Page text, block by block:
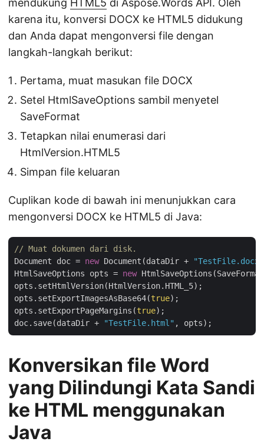
mendukung HTML5 di Aspose.Words API. Oleh
karena itu, konversi DOCX ke HTML5 didukung
dan Anda dapat mengonversi file dengan
langkah-langkah berikut:
Pertama, muat masukan file DOCX
Setel HtmlSaveOptions sambil menyetel
SaveFormat
Tetapkan nilai enumerasi dari
HtmlVersion.HTML5
Simpan file keluaran
Cuplikan kode di bawah ini menunjukkan cara
mengonversi DOCX ke HTML5 di Java:
// Muat dokumen dari disk.
Document doc = new Document(dataDir +
"TestFile.docx"
HtmlSaveOptions opts = new
opts.setHtmlVersion(HtmlVersion.HTML_5);
opts.setExportImagesAsBase64(true);
opts.setExportPageMargins(true);
doc.save(dataDir +
"TestFile.html"
Konversikan file Word
yang Dilindungi Kata Sandi
ke HTML menggunakan
Java